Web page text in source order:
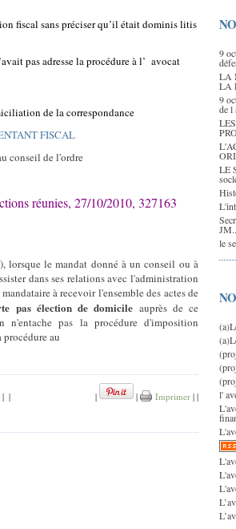
9
LA
LA
9
de l
LE
le
l'
fiscal sans préciser qu’il était dominis litis
pas adresse la procédure à l’ avocat
de la correspondance
FISCAL
conseil de l'ordre
réunies, 27/10/2010, 327163
lorsque le mandat donné à un conseil ou à
dans ses relations avec l'administration
à recevoir l'ensemble des actes de
pas élection de domicile auprès de ce
n'entache pas la procédure d'imposition
au
| | | | Imprimer | |